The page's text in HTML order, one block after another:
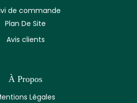
de commande
Plan De Site
Avis clients
À Propos
Légales